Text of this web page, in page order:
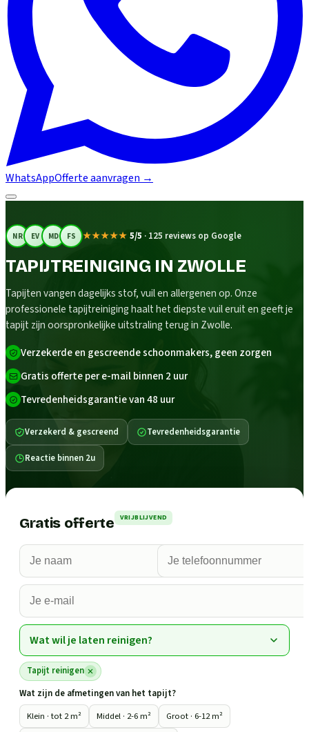
WhatsAppOfferte aanvragen →
NR EV MD FS ★★★★★ 5/5 · 125 reviews op Google
TAPIJTREINIGING IN ZWOLLE
Tapijten vangen dagelijks stof, vuil en allergenen op. Onze
professionele tapijtreiniging haalt het diepste vuil eruit en geeft je
tapijt zijn oorspronkelijke uitstraling terug in Zwolle.
Verzekerde en gescreende schoonmakers, geen zorgen
Gratis offerte per e-mail binnen 2 uur
Tevredenheidsgarantie van 48 uur
Verzekerd & gescreend Tevredenheidsgarantie
Reactie binnen 2u
Gratis offerte VRIJBLIJVEND
Wat wil je laten reinigen?
Tapijt reinigen
Wat zijn de afmetingen van het tapijt?
Klein · tot 2 m²
Middel · 2-6 m²
Groot · 6-12 m²